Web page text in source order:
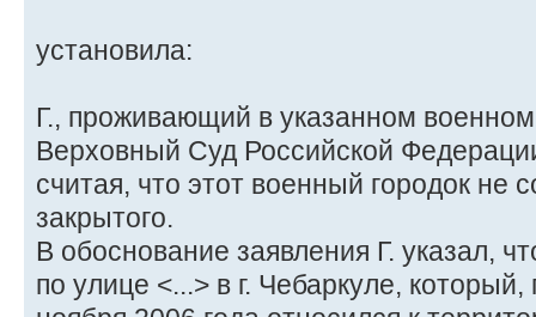
установила:
Г., проживающий в указанном
Верховный Суд Российской
считая, что этот военный городок не
закрытого.
В обоснование заявления Г. указал,
по улице <...> в г. Чебаркуле,